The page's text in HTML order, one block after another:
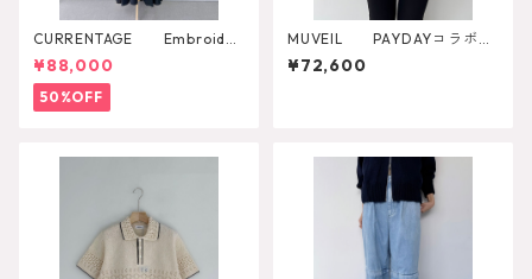
CURRENTAGE Embroider
y One Piece
¥88,000
50%OFF
MUVEIL PAYDAYコラボジ
ャケット MA262FJK701
¥72,600